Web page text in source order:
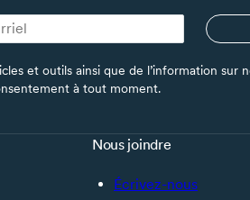
et outils ainsi que de l’information
à tout moment.
Nous joindre
Écrivez-nous